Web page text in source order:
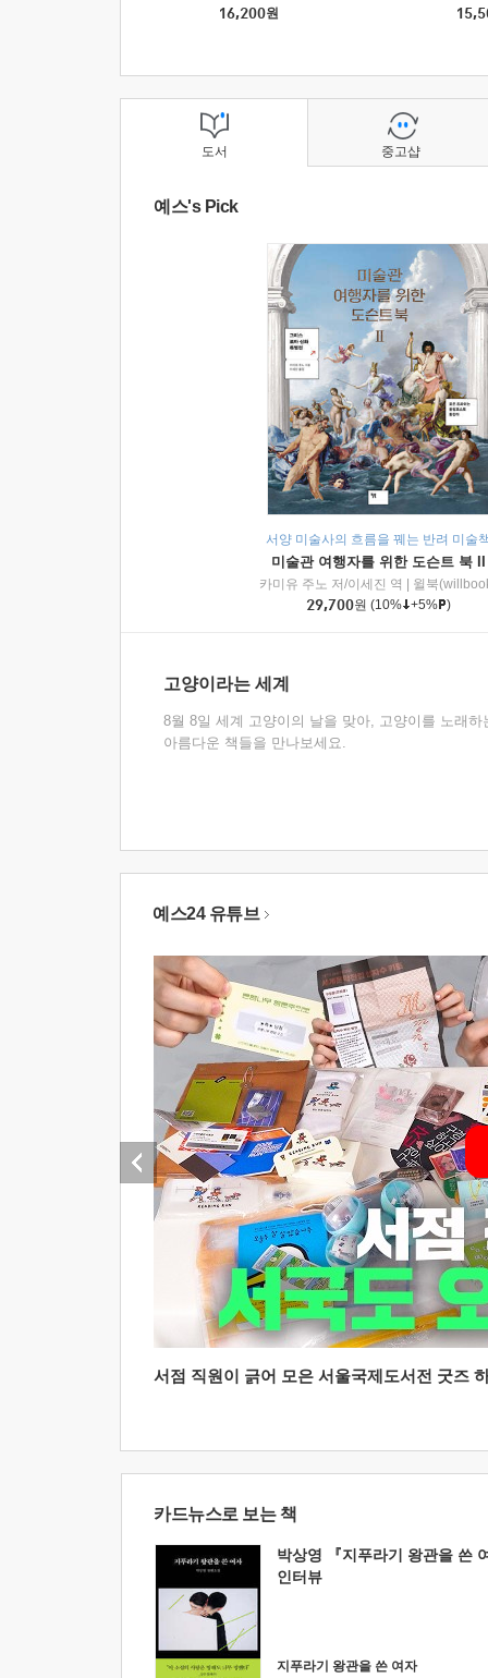
16,200원
도서
예스's Pick
서양 미술사의 흐름을 꿰는 반려 미술
미술관 여행자를 위한 도슨트 북 II
카미유 주노 저/이세진 역
윌북
29,700원 (10% +5% )
고양이라는 세계
8월 8일 세계 고양이의 날을 맞아, 고양이를 노래하
아름다운 책들을 만나보세요.
중고샵
예스24 유튜브
서점 직원이 긁어 모은 서울국제도서전 굿즈
카드뉴스로 보는 책
박상영 『지푸라기 왕관을 쓴
인터뷰
지푸라기 왕관을 쓴 여자